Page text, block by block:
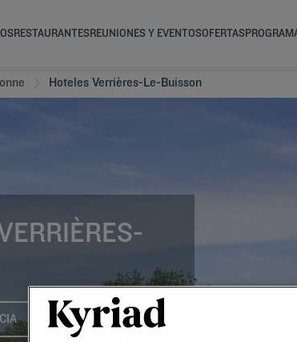
RESTAURANTESREUNIONES Y EVENTOSOFERTAS
Hoteles Verrières-Le-Buisson